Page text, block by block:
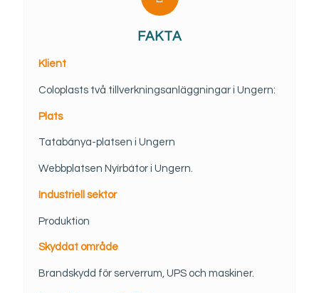
FAKTA
Klient
Coloplasts två tillverkningsanläggningar i Ungern:
Plats
Tatabánya-platsen i Ungern
Webbplatsen Nyírbátor i Ungern.
Industriell sektor
Produktion
Skyddat område
Brandskydd för serverrum, UPS och maskiner.